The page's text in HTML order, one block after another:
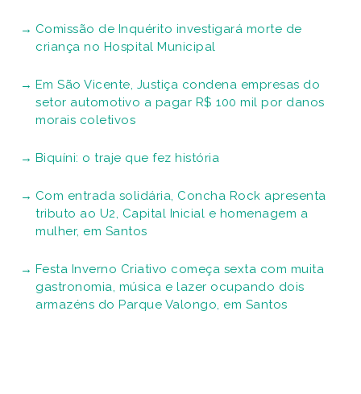
Comissão de Inquérito investigará morte de
criança no Hospital Municipal
Em São Vicente, Justiça condena empresas do
setor automotivo a pagar R$ 100 mil por danos
morais coletivos
Biquíni: o traje que fez história
Com entrada solidária, Concha Rock apresenta
tributo ao U2, Capital Inicial e homenagem a
mulher, em Santos
Festa Inverno Criativo começa sexta com muita
gastronomia, música e lazer ocupando dois
armazéns do Parque Valongo, em Santos